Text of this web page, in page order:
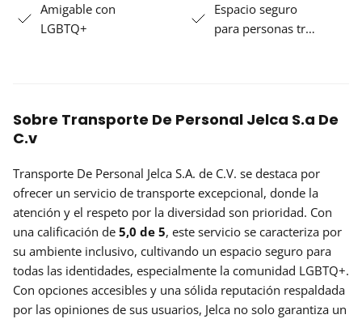
Amigable con
LGBTQ+
Espacio seguro
para personas tr…
Sobre Transporte De Personal Jelca S.a De
C.v
Transporte De Personal Jelca S.A. de C.V. se destaca por
ofrecer un servicio de transporte excepcional, donde la
atención y el respeto por la diversidad son prioridad. Con
una calificación de 5,0 de 5, este servicio se caracteriza por
su ambiente inclusivo, cultivando un espacio seguro para
todas las identidades, especialmente la comunidad LGBTQ+.
Con opciones accesibles y una sólida reputación respaldada
por las opiniones de sus usuarios, Jelca no solo garantiza un